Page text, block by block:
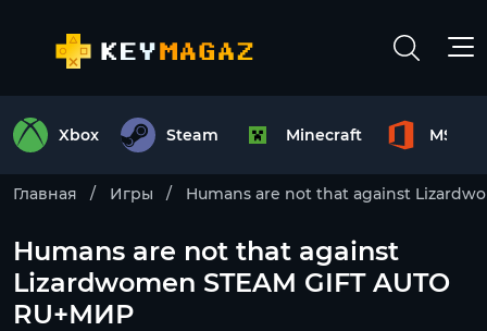
Xbox Steam Minecraft MS
Главная Игры Humans are not that against
Humans are not that against
Lizardwomen STEAM GIFT AUTO
RU+МИР